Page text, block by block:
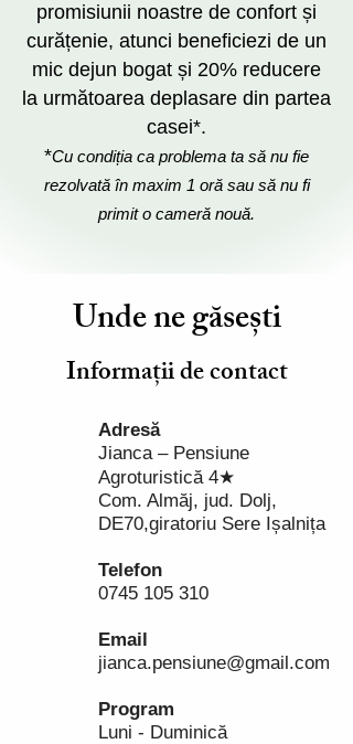
promisiunii noastre de confort și
curățenie, atunci beneficiezi de un
mic dejun bogat și 20% reducere
la următoarea deplasare din partea
casei*.
*Cu condiția ca problema ta să nu fie
rezolvată în maxim 1 oră sau să nu fi
primit o cameră nouă.
Unde ne găsești
Informații de contact
Adresă
Jianca – Pensiune
Agroturistică 4★
Com. Almăj, jud. Dolj,
DE70,giratoriu Sere Ișalnița
Telefon
​0745 105 310
Email
jianca.pensiune@gmail.com
Program
Luni - Duminică